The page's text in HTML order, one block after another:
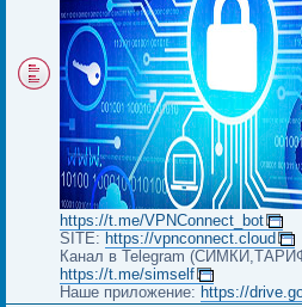
https://t.me/VPNConnect_bot
SITE: https://vpnconnect.cloud
Канал в Telegram
https://t.me/simself
Наше приложение: https://